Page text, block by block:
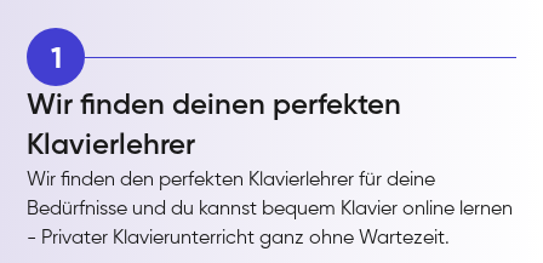
1
Wir finden deinen perfekten
Klavierlehrer
Wir finden den perfekten Klavierlehrer für deine
Bedürfnisse und du kannst bequem Klavier online lernen
- Privater Klavierunterricht ganz ohne Wartezeit.